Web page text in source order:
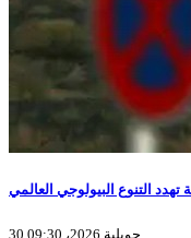
التنوع البيولوجي العالمي
30 جويلية 2026، 09:30